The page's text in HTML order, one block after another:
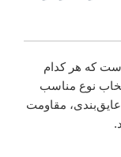
که هر کدام
نوع مناسب
مقاومت